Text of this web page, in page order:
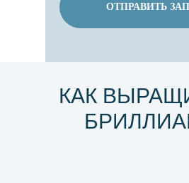
ОТПРАВИТЬ
КАК